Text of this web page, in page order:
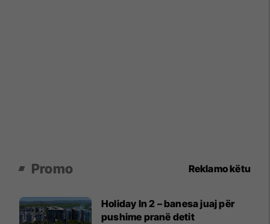
Promo Reklamo këtu
Holiday In 2 – banesa juaj për
pushime pranë detit